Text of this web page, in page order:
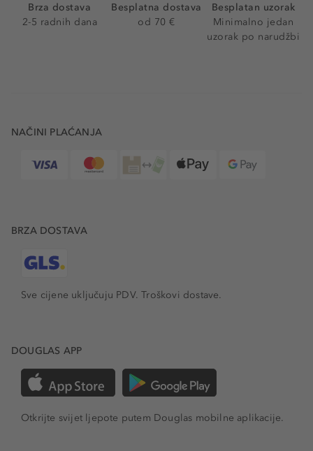
Brza dostava
2-5 radnih dana
Besplatna dostava
od 70 €
Besplatan uzorak
Minimalno jedan
uzorak po narudžbi
NAČINI PLAĆANJA
BRZA DOSTAVA
Sve cijene uključuju PDV.Troškovi dostave.
DOUGLAS APP
Otkrijte svijet ljepote putem Douglas mobilne aplikacije.